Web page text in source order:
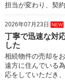
担当が変わり、契
2026年07月23日 NEW
丁寧で迅速な対
した
相続物件の売却を
遠方に住んでいる
応をしていただき